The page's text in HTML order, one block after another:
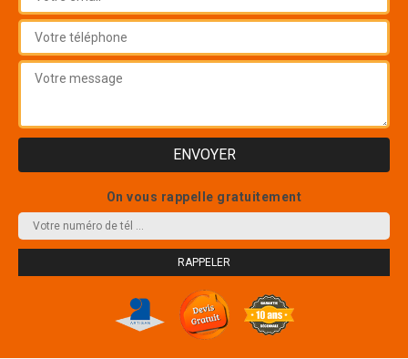
On vous rappelle gratuitement